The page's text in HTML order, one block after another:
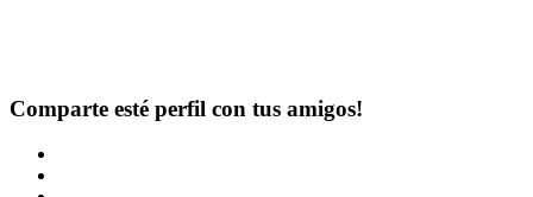
Comparte esté perfil con tus amigos!